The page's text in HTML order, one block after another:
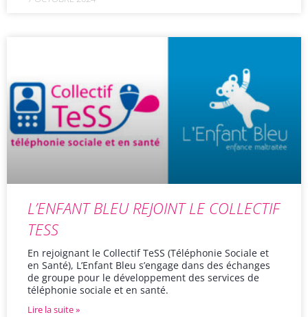
L’ENFANT BLEU REJOINT LE COLLECTIF
TESS
En rejoignant le Collectif TeSS (Téléphonie Sociale et
en Santé), L’Enfant Bleu s’engage dans des échanges
de groupe pour le développement des services de
téléphonie sociale et en santé.
Lire la suite »